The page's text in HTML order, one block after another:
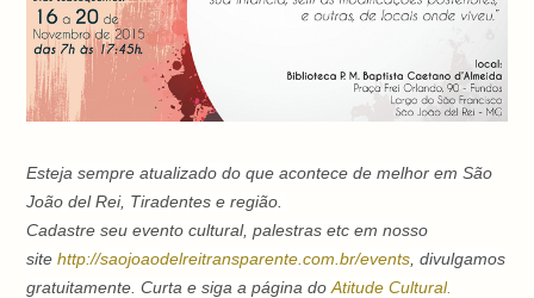
Esteja sempre atualizado do que acontece de melhor em São
João del Rei, Tiradentes e região.
Cadastre seu evento cultural, palestras etc em nosso
sitehttp://saojoaodelreitransparente.com.br/events , divulgamos
gratuitamente. Curta e siga a página doAtitude Cultural